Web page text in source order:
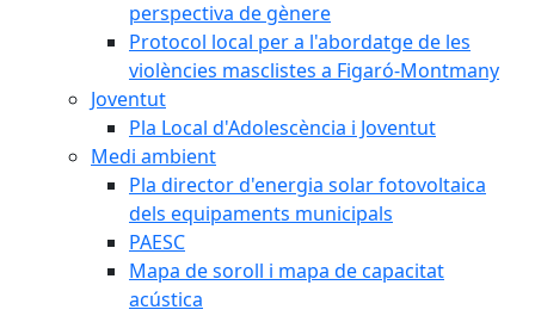
perspectiva de gènere
Protocol local per a l'abordatge de les
violències masclistes a Figaró-Montmany
Joventut
Pla Local d'Adolescència i Joventut
Medi ambient
Pla director d'energia solar fotovoltaica
dels equipaments municipals
PAESC
Mapa de soroll i mapa de capacitat
acústica